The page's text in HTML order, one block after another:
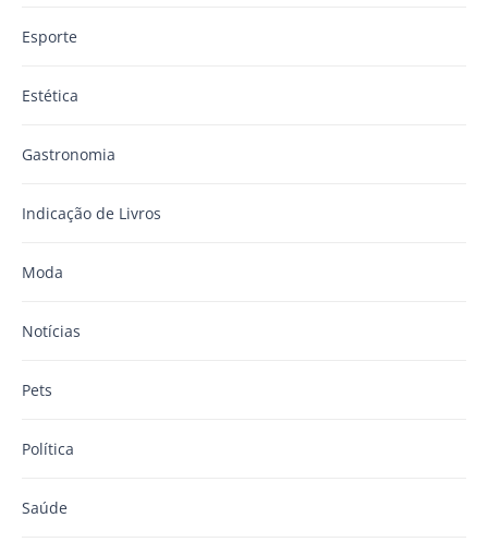
Esporte
Estética
Gastronomia
Indicação de Livros
Moda
Notícias
Pets
Política
Saúde